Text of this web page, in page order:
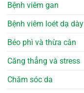
Bệnh viêm gan
Bệnh viêm loét dạ dày
Béo phì và thừa cân
Căng thẳng và stress
Chăm sóc da